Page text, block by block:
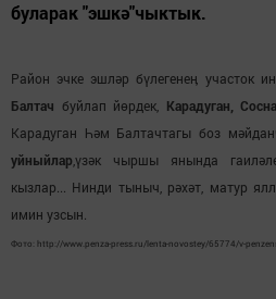
буларак "эшкә"чыктык.
Район эчке эшләр бүлегенеӊ участок
Балтач буйлап йөрдек, Карадуган,
Карадуган Һәм Балтачтагы боз
уйныйлар,үзәк чыршы янында
кызлар... Нинди тыныч, рәхәт, матур
имин узсын.
Фото: http://www.penza-press.ru/lenta-novostey/65774/v-